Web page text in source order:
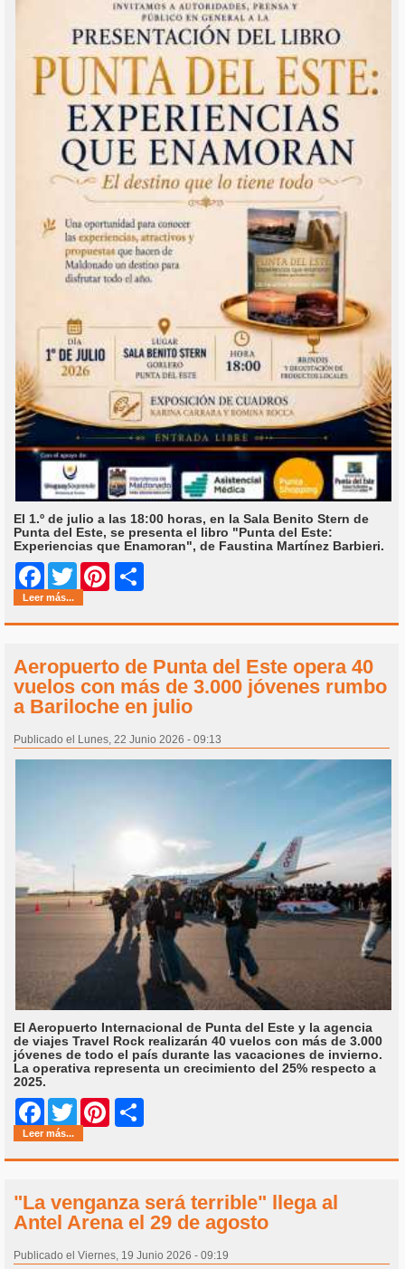
El 1.º de julio a las 18:00 horas, en la Sala Benito Stern de
Punta del Este, se presenta el libro "Punta del Este:
Experiencias que Enamoran", de Faustina Martínez Barbieri.
Facebook
Twitter Pinterest
Leer más...
Aeropuerto de Punta del Este opera 40
vuelos con más de 3.000 jóvenes rumbo
a Bariloche en julio
Publicado el Lunes, 22 Junio 2026 - 09:13
El Aeropuerto Internacional de Punta del Este y la agencia
de viajes Travel Rock realizarán 40 vuelos con más de 3.000
jóvenes de todo el país durante las vacaciones de invierno.
La operativa representa un crecimiento del 25% respecto a
2025.
Facebook
Twitter Pinterest
Leer más...
"La venganza será terrible" llega al
Antel Arena el 29 de agosto
Publicado el Viernes, 19 Junio 2026 - 09:19